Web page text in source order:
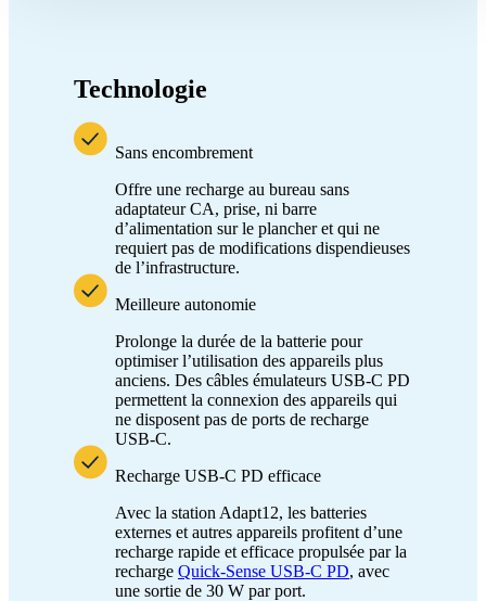
Technologie
Sans encombrement
Offre une recharge au bureau sans
adaptateur CA, prise, ni barre
d’alimentation sur le plancher et qui ne
requiert pas de modifications dispendieuses
de l’infrastructure.
Meilleure autonomie
Prolonge la durée de la batterie pour
optimiser l’utilisation des appareils plus
anciens. Des câbles émulateurs USB-C PD
permettent la connexion des appareils qui
ne disposent pas de ports de recharge
USB-C.
Recharge USB-C PD efficace
Avec la station Adapt12, les batteries
externes et autres appareils profitent d’une
recharge rapide et efficace propulsée par la
recharge Quick-Sense USB-C PD, avec
une sortie de 30 W par port.